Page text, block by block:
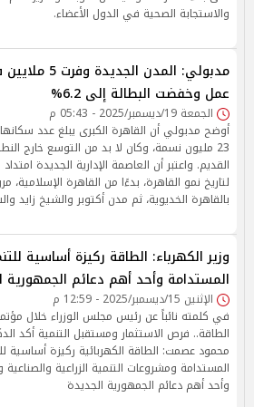
والاستجابة الصحية في الدول الأعضاء.
مدبولي: المدن الجديدة
عمل وخفضت البطالة إلى 6.2%
الجمعة 19/ديسمبر/2025 - 05:43 م
أوضح مدبولي أن القاهرة الكبرى يبلغ عدد سكانها
23 مليون نسمة، وكان لا بد من التوسع خارج
القديم. واعتبر أن العاصمة الإدارية الجديدة
لتاريخ نمو القاهرة، بدءًا من القاهرة الإسلامية،
بالقاهرة الخديوية، ثم مدن أكتوبر والشيخ زايد
وزير الكهرباء: الطاقة ركيزة أساسية
المستدامة وأحد أهم دعائم الجمهورية
الإثنين 15/ديسمبر/2025 - 12:59 م
في كلمته نائباً عن رئيس مجلس الوزراء خلال
الطاقة.. فرص الاستثمار ومستقبل التنمية أكد
محمود عصمت: الطاقة الكهربائية ركيزة أساسية
المستدامة ومشروعات التنمية الزراعية والصناعية
وأحد أهم دعائم الجمهورية الجديدة